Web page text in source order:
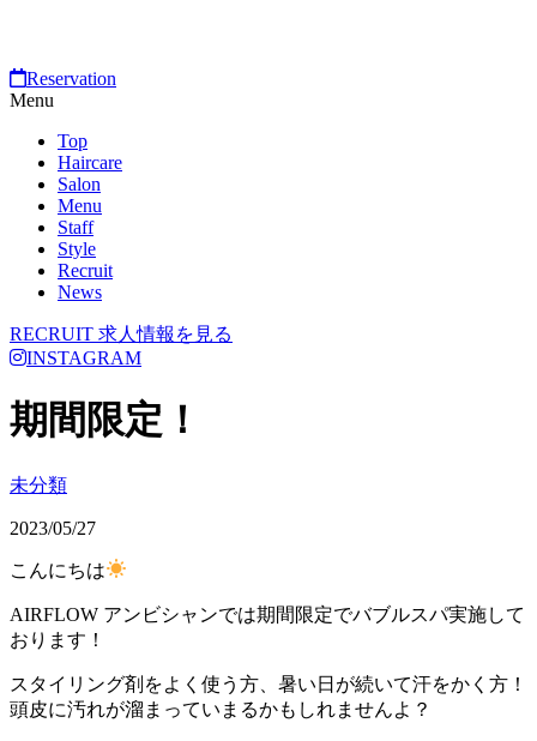
Reservation
Menu
Top
Haircare
Salon
Menu
Staff
Style
Recruit
News
RECRUIT 求人情報を見る
INSTAGRAM
期間限定！
未分類
2023/05/27
こんにちは
AIRFLOW アンビシャンでは期間限定でバブルスパ実施して
おります！
スタイリング剤をよく使う方、暑い日が続いて汗をかく方！
頭皮に汚れが溜まっていまるかもしれませんよ？